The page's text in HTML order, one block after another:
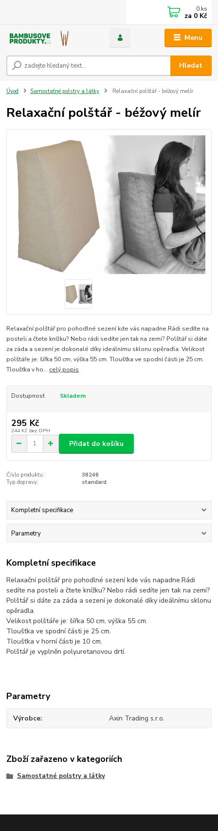
Menu
Hledat
0 ks
za 0 Kč
Úvod Samostatné polstry a látky Relaxační polštář - béžový melír
Relaxační polštář - béžový melír
Relaxační polštář pro pohodlné sezení kde vás napadne.Rádi sedíte na
posteli a čtete knížku? Nebo rádi sedíte jen tak na zemi? Polštář si dáte
za záda a sezení je dokonalé díky ideálnímu sklonu opěradla. Velikost
polštáře je: šířka 50 cm, výška 55 cm. Tloušťka ve spodní části je 25 cm.
Tloušťka v ho... celý popis
Dostupnost Skladem
295 Kč
244 Kč bez DPH
Přidat do košíku
Číslo produktu:
38246
Typ dopravy:
standard
Kompletní specifikace
Parametry
Kompletní specifikace
Relaxační polštář pro pohodlné sezení kde vás napadne.Rádi
sedíte na posteli a čtete knížku? Nebo rádi sedíte jen tak na zemi?
Polštář si dáte za záda a sezení je dokonalé díky ideálnímu sklonu
opěradla.
Velikost polštáře je: šířka 50 cm, výška 55 cm.
Tloušťka ve spodní části je 25 cm.
Tloušťka v horní části je 10 cm.
Polštář je vyplněn polyuretanovou drtí.
Parametry
Výrobce Axin Trading s.r.o.
Zboží zařazeno v kategoriích
Samostatné polstry a látky